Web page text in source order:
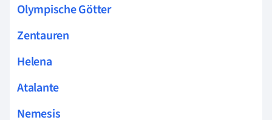
Olympische Götter
Zentauren
Helena
Atalante
Nemesis